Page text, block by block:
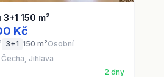
150 m²
Kč
3+1 150 m²Osobní
Jihlava
2 dny